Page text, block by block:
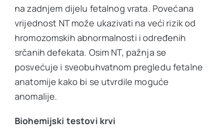
na zadnjem dijelu fetalnog vrata. Povećana
vrijednost NT može ukazivati na veći rizik od
hromozomskih abnormalnosti i određenih
srčanih defekata. Osim NT, pažnja se
posvećuje i sveobuhvatnom pregledu fetalne
anatomije kako bi se utvrdile moguće
anomalije.
Biohemijski testovi krvi